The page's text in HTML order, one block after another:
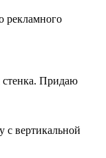
рекламного
стенка. Придаю
вертикальной